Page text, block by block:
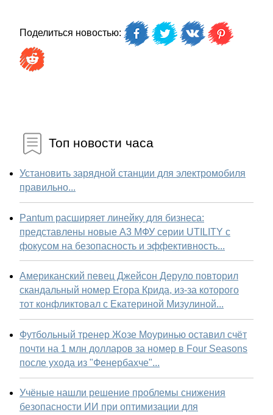
Поделиться новостью:
Топ новости часа
Установить зарядной станции для электромобиля
правильно...
Pantum расширяет линейку для бизнеса:
представлены новые А3 МФУ серии UTILITY с
фокусом на безопасность и эффективность...
Американский певец Джейсон Деруло повторил
скандальный номер Егора Крида, из-за которого
тот конфликтовал с Екатериной Мизулиной...
Футбольный тренер Жозе Моуринью оставил счёт
почти на 1 млн долларов за номер в Four Seasons
после ухода из "Фенербахче"...
Учёные нашли решение проблемы снижения
безопасности ИИ при оптимизации для